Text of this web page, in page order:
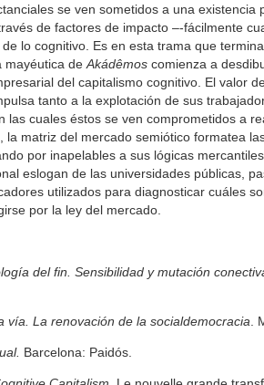
se ven sometidos a una existencia
de factores de impacto –-fácilmente
lo cognitivo. Es en esta trama que
mayéutica de Akádêmos comienza a
del capitalismo cognitivo. El valor
tanto a la explotación de sus
las cuales éstos se ven comprometidos a
la matriz del mercado semiótico formatea
por inapelables a sus lógicas
eslogan de las universidades públicas,
utilizados para diagnosticar cuáles
por la ley del mercado.
del fin. Sensibilidad y mutación
vía. La renovación de la socialdemocracia .
Barcelona: Paidós.